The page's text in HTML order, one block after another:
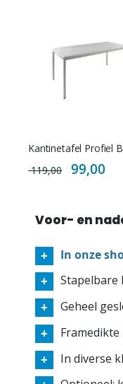
Kantinetafel Profiel
119,00
Special
Price
99,00
Voor- en
In onze
Stapelbare
Geheel
In diverse